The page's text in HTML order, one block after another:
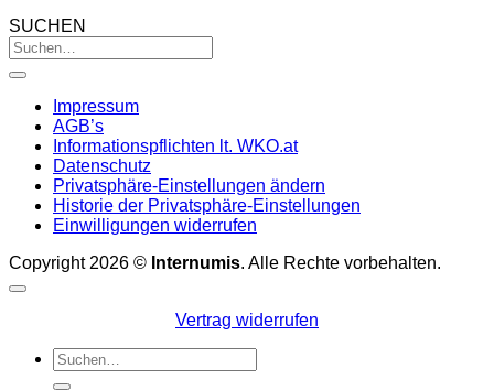
SUCHEN
Impressum
AGB’s
Informationspflichten lt. WKO.at
Datenschutz
Privatsphäre-Einstellungen ändern
Historie der Privatsphäre-Einstellungen
Einwilligungen widerrufen
Copyright 2026 © Internumis. Alle Rechte vorbehalten.
Vertrag widerrufen
Suchen
nach: